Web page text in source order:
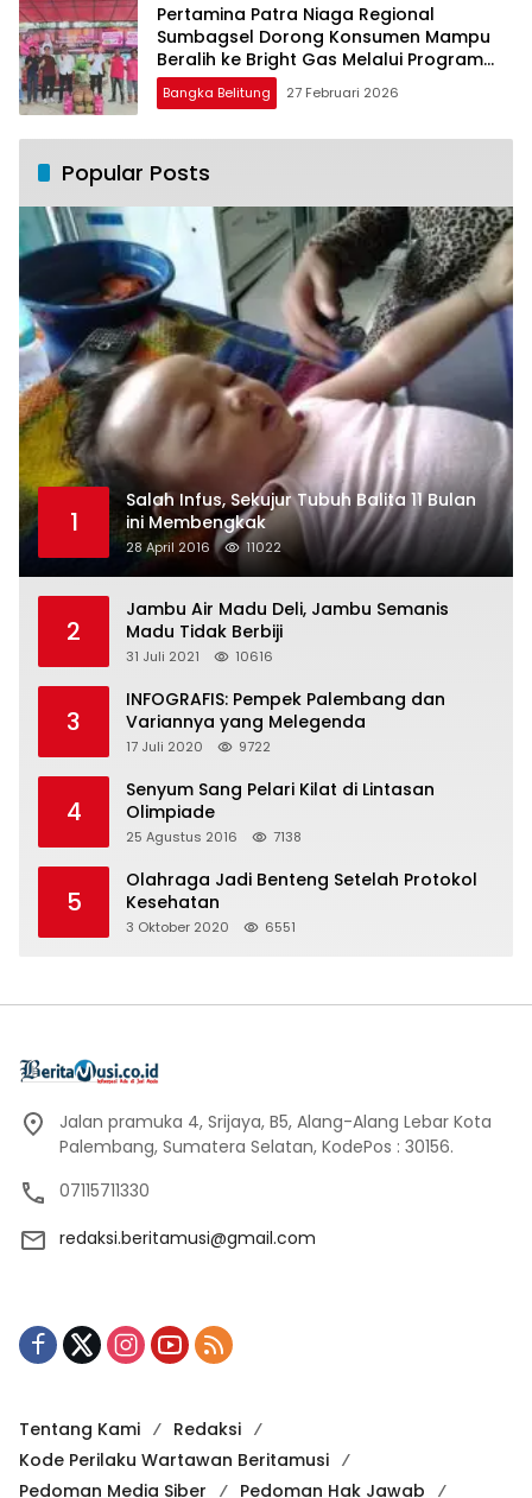
Pertamina Patra Niaga Regional
Sumbagsel Dorong Konsumen Mampu
Beralih ke Bright Gas Melalui Program
Trade In di Belitung Timur
Bangka Belitung 27 Februari 2026
Popular Posts
1
Salah Infus, Sekujur Tubuh Balita 11 Bulan
ini Membengkak
28 April 2016 11022
2
Jambu Air Madu Deli, Jambu Semanis
Madu Tidak Berbiji
31 Juli 2021 10616
3
INFOGRAFIS: Pempek Palembang dan
Variannya yang Melegenda
17 Juli 2020 9722
4
Senyum Sang Pelari Kilat di Lintasan
Olimpiade
25 Agustus 2016 7138
5
Olahraga Jadi Benteng Setelah Protokol
Kesehatan
3 Oktober 2020 6551
Jalan pramuka 4, Srijaya, B5, Alang-Alang Lebar Kota
Palembang, Sumatera Selatan, KodePos : 30156.
07115711330
redaksi.beritamusi@gmail.com
Tentang Kami
Redaksi
Kode Perilaku Wartawan Beritamusi
Pedoman Media Siber
Pedoman Hak Jawab